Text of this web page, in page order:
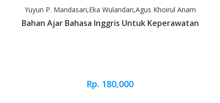
Yuyun P. Mandasari,Eka Wulandari,Agus Khoirul Anam
Bahan Ajar Bahasa Inggris Untuk Keperawatan
Rp. 180,000